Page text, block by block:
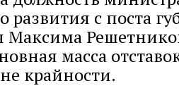
развития с поста
Максима
масса
крайности.